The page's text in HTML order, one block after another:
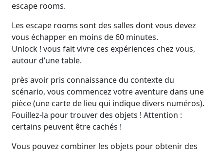
escape rooms.
Les escape rooms sont des salles dont vous devez
vous échapper en moins de 60 minutes.
Unlock ! vous fait vivre ces expériences chez vous,
autour d’une table.
près avoir pris connaissance du contexte du
scénario, vous commencez votre aventure dans une
pièce (une carte de lieu qui indique divers numéros).
Fouillez-la pour trouver des objets ! Attention :
certains peuvent être cachés !
Vous pouvez combiner les objets pour obtenir des